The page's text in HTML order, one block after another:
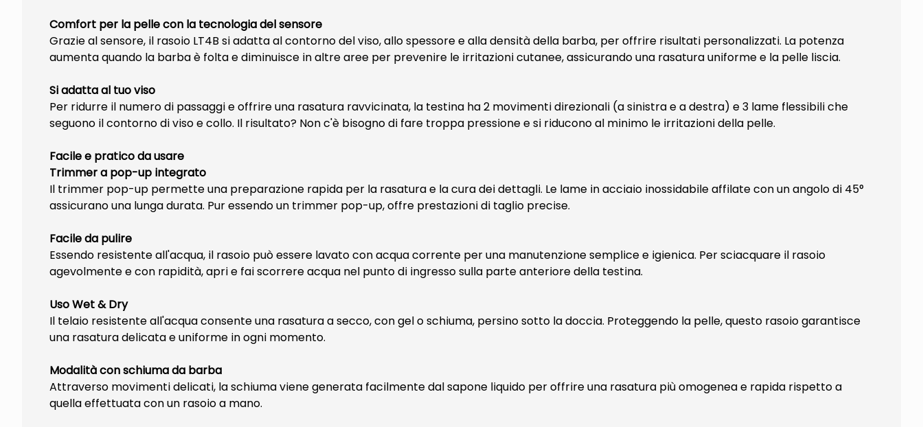
Comfort per la pelle con la tecnologia del sensore
Grazie al sensore, il rasoio LT4B si adatta al contorno del viso, allo spessore e alla densità della barba, per offrire risultati personalizzati. La potenza
aumenta quando la barba è folta e diminuisce in altre aree per prevenire le irritazioni cutanee, assicurando una rasatura uniforme e la pelle liscia.
Si adatta al tuo viso
Per ridurre il numero di passaggi e offrire una rasatura ravvicinata, la testina ha 2 movimenti direzionali (a sinistra e a destra) e 3 lame flessibili che
seguono il contorno di viso e collo. Il risultato? Non c'è bisogno di fare troppa pressione e si riducono al minimo le irritazioni della pelle.
Facile e pratico da usare
Trimmer a pop-up integrato
Il trimmer pop-up permette una preparazione rapida per la rasatura e la cura dei dettagli. Le lame in acciaio inossidabile affilate con un angolo di 45°
assicurano una lunga durata. Pur essendo un trimmer pop-up, offre prestazioni di taglio precise.
Facile da pulire
Essendo resistente all'acqua, il rasoio può essere lavato con acqua corrente per una manutenzione semplice e igienica. Per sciacquare il rasoio
agevolmente e con rapidità, apri e fai scorrere acqua nel punto di ingresso sulla parte anteriore della testina.
Uso Wet & Dry
Il telaio resistente all'acqua consente una rasatura a secco, con gel o schiuma, persino sotto la doccia. Proteggendo la pelle, questo rasoio garantisce
una rasatura delicata e uniforme in ogni momento.
Modalità con schiuma da barba
Attraverso movimenti delicati, la schiuma viene generata facilmente dal sapone liquido per offrire una rasatura più omogenea e rapida rispetto a
quella effettuata con un rasoio a mano.